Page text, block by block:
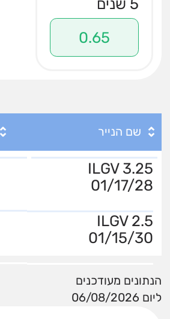
5 שנים
0.65
שם הנייר
ILGV 3.25
01/17/28
ILGV 2.5
01/15/30
הנתונים מעודכנים
ליום 06/08/2026